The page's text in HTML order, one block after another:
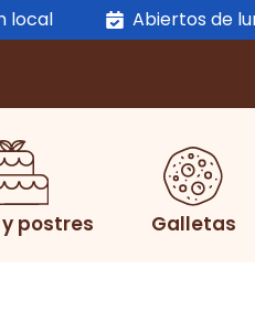
local Abiertos de
postres Galletas